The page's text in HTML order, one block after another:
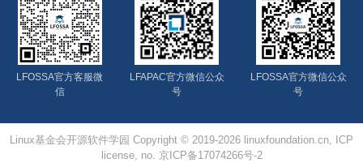
LFOSSA官方客服微
信
LFAPAC官方微信公众
号
LFOSSA官方微信公众
号
Linux基金会开源软件学园 Copyright © 2019-2026 linuxfoundation.cn, ICP
license, no. 京ICP备17074266号-2